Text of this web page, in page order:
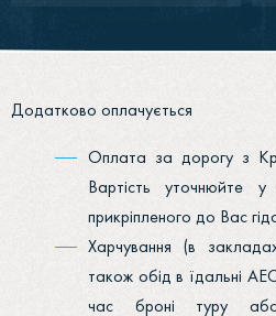
Додатково оплачується
Оплата за дорогу з
Вартість уточнюйте
прикріпленого до Вас
Харчування (в
також обід в їдальні
час броні туру або